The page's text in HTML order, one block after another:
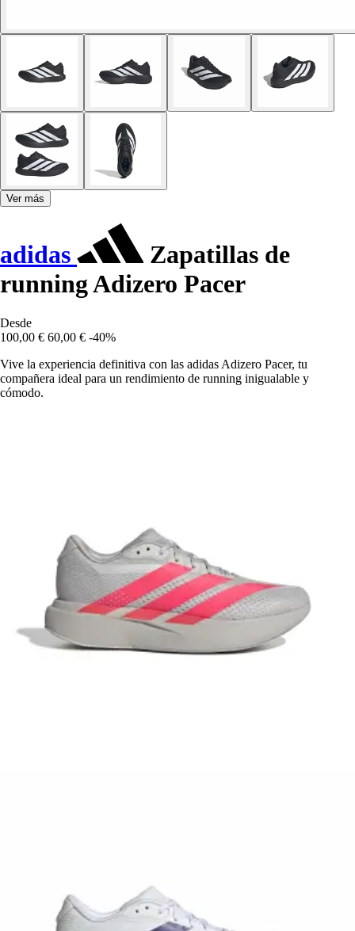
Ver más
adidas
Zapatillas de
running Adizero Pacer
Desde
100,00 € 60,00 € -40%
Vive la experiencia definitiva con las adidas Adizero Pacer, tu
compañera ideal para un rendimiento de running inigualable y
cómodo.